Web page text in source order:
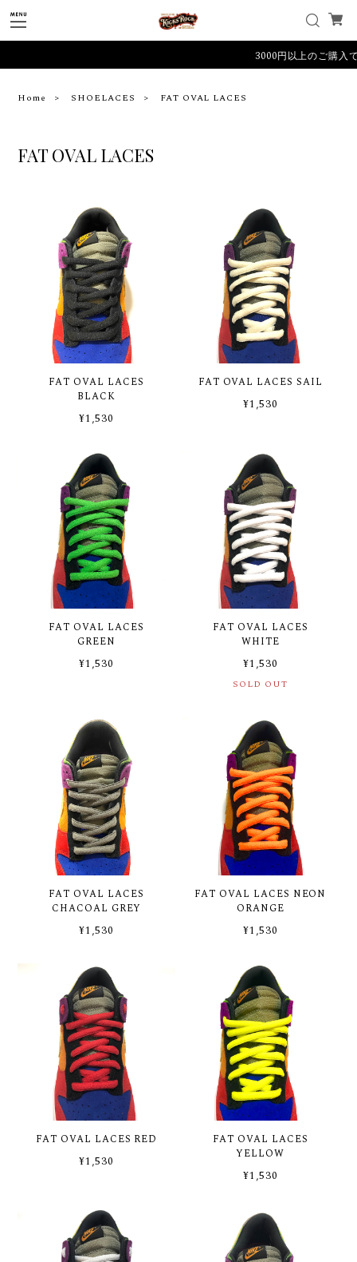
3000円以上のご購入で
Home SHOELACES FAT OVAL LACES
FAT OVAL LACES
FAT OVAL LACES
BLACK
¥1,530
FAT OVAL LACES SAIL
¥1,530
FAT OVAL LACES
GREEN
¥1,530
FAT OVAL LACES
WHITE
¥1,530
SOLD OUT
FAT OVAL LACES
CHACOAL GREY
¥1,530
FAT OVAL LACES NEON
ORANGE
¥1,530
FAT OVAL LACES RED
¥1,530
FAT OVAL LACES
YELLOW
¥1,530